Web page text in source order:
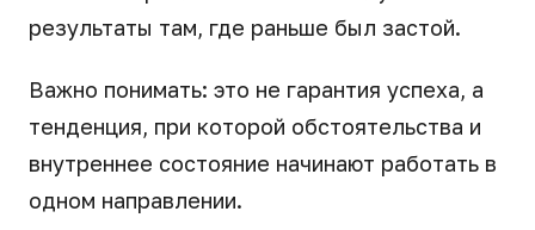
результаты там, где раньше был застой.
Важно понимать: это не гарантия успеха, а
тенденция, при которой обстоятельства и
внутреннее состояние начинают работать в
одном направлении.